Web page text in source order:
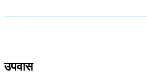
उपवास